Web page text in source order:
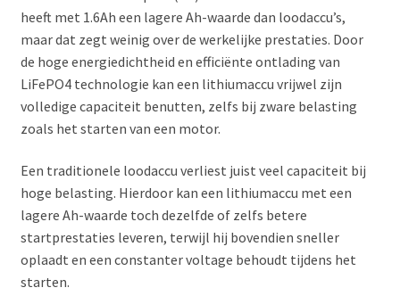
heeft met 1.6Ah een lagere Ah-waarde dan loodaccu’s,
maar dat zegt weinig over de werkelijke prestaties. Door
de hoge energiedichtheid en efficiënte ontlading van
LiFePO4 technologie kan een lithiumaccu vrijwel zijn
volledige capaciteit benutten, zelfs bij zware belasting
zoals het starten van een motor.
Een traditionele loodaccu verliest juist veel capaciteit bij
hoge belasting. Hierdoor kan een lithiumaccu met een
lagere Ah-waarde toch dezelfde of zelfs betere
startprestaties leveren, terwijl hij bovendien sneller
oplaadt en een constanter voltage behoudt tijdens het
starten.